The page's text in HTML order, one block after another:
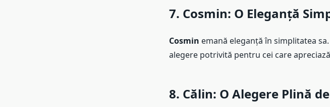
7. Cosmin: O Eleganță
Cosmin emană eleganță în simplitatea
alegere potrivită pentru cei care
8. Călin: O Alegere Plină